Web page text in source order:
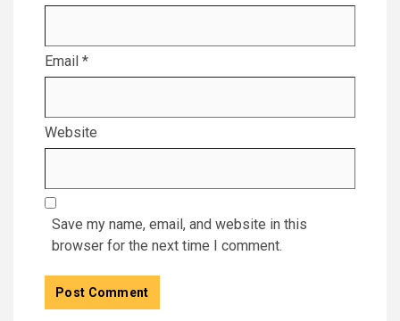
Email *
Website
Save my name, email, and website in this
browser for the next time I comment.